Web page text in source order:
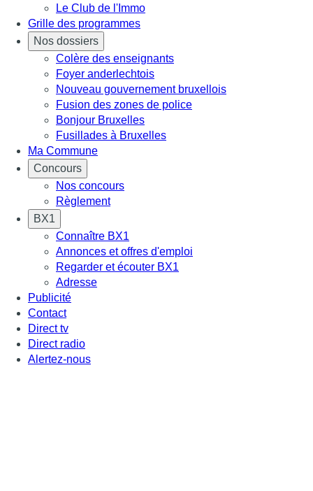
Le Club de l'Immo
Grille des programmes
Nos dossiers
Colère des enseignants
Foyer anderlechtois
Nouveau gouvernement bruxellois
Fusion des zones de police
Bonjour Bruxelles
Fusillades à Bruxelles
Ma Commune
Concours
Nos concours
Règlement
BX1
Connaître BX1
Annonces et offres d'emploi
Regarder et écouter BX1
Adresse
Publicité
Contact
Direct tv
Direct radio
Alertez-nous